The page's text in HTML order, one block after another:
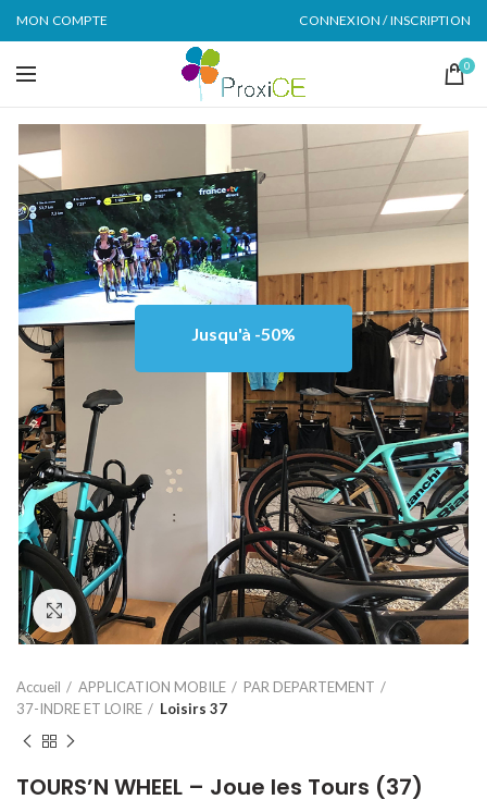
MON COMPTE CONNEXION / INSCRIPTION
0
Click to enlarge
Jusqu'à -50%
Accueil APPLICATION MOBILE
PAR DEPARTEMENT
37-INDRE ET LOIRE
Loisirs 37
TOURS’N WHEEL – Joue les Tours (37)